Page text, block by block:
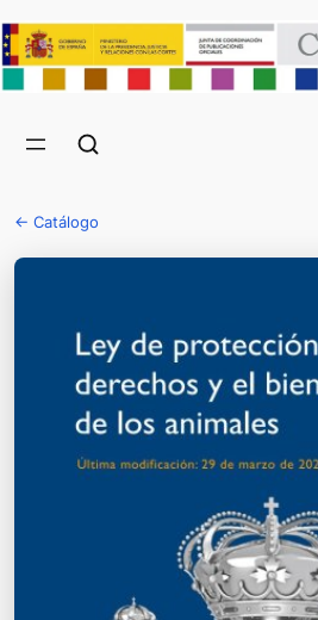
← Catálogo